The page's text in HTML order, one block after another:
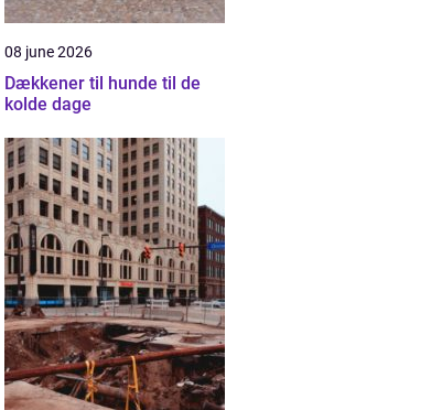
08 june 2026
Dækkener til hunde til de
kolde dage